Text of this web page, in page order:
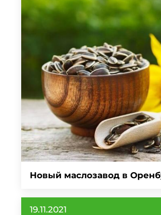
Новый маслозавод в
19.11.2021